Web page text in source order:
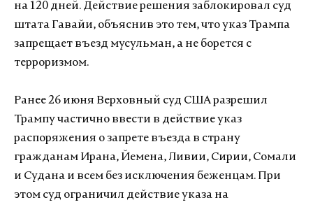
на 120 дней. Действие решения заблокировал суд
штата Гавайи, объяснив это тем, что указ Трампа
запрещает въезд мусульман, а не борется с
терроризмом.
Ранее 26 июня Верховный суд США разрешил
Трампу частично ввести в действие указ
распоряжения о запрете въезда в страну
гражданам Ирана, Йемена, Ливии, Сирии, Сомали
и Судана и всем без исключения беженцам. При
этом суд ограничил действие указа на